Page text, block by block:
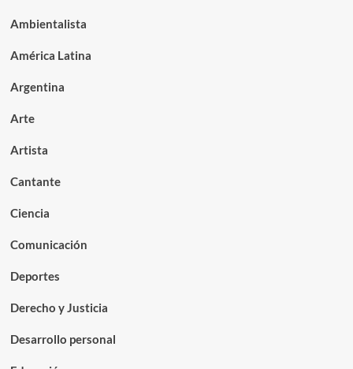
Ambientalista
América Latina
Argentina
Arte
Artista
Cantante
Ciencia
Comunicación
Deportes
Derecho y Justicia
Desarrollo personal